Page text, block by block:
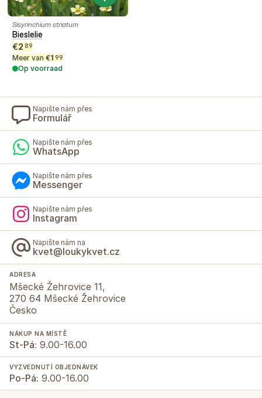
Sisyrinchium striatum
Bieslelie
€2 89
Meer van €1 99
Op voorraad
Napište nám přes
Formulář
Napište nám přes
WhatsApp
Napište nám přes
Messenger
Napište nám přes
Instagram
Napište nám na
kvet@loukykvet.cz
ADRESA
Mšecké Žehrovice 11,
270 64 Mšecké Žehrovice
Česko
NÁKUP NA MÍSTĚ
St-Pá: 9.00-16.00
VYZVEDNUTÍ OBJEDNÁVEK
Po-Pá: 9.00-16.00